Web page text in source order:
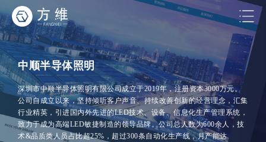
中顺半导体照明
深圳市中顺半导体照明有限公司成立于2019年，注册资本3000万元。
公司自成立以来，坚持倾听客户声音、持续改善创新的经营理念，汇集
行业精英，引进国内外先进的LED技术、设备、信息化生产管理系统，
致力于成为高端LED敏捷制造的领导品牌。公司总人数为600余人，技
术&品质类人员占比超25%，超过300条自动化生产线，月产能达